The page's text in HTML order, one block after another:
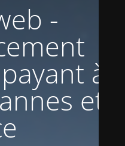
-
à
et